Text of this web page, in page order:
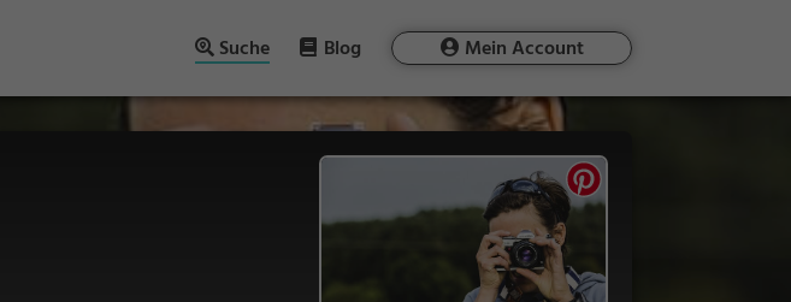
Suche Blog Mein Account